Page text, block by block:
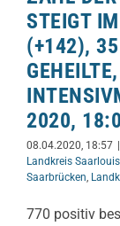
STEIGT
(+142), 35
2020,
08.04.2020, 18:57 |
Landkreis Saarlouis
Saarbrücken,
770 positiv